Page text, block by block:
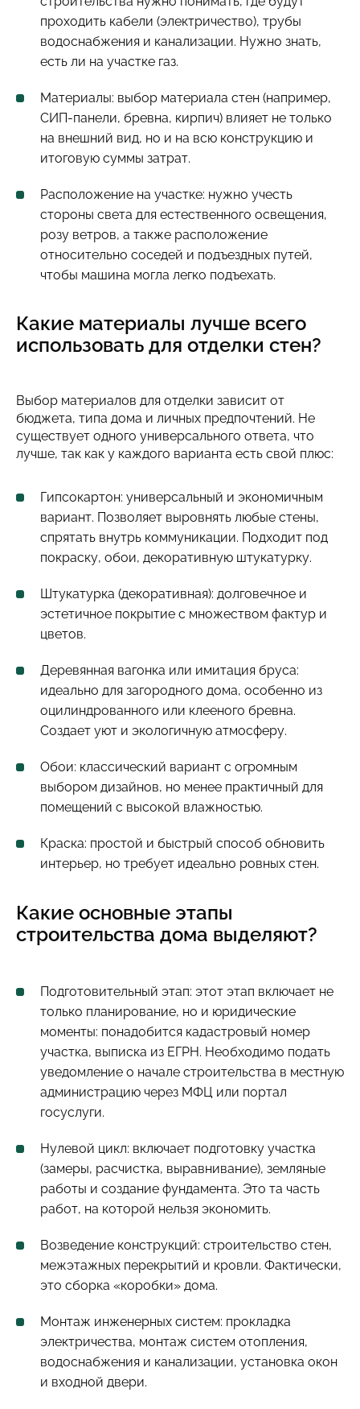
проходить кабели (электричество), трубы
водоснабжения и канализации. Нужно знать,
есть ли на участке газ.
Материалы: выбор материала стен (например,
СИП-панели, бревна, кирпич) влияет не только
на внешний вид, но и на всю конструкцию и
итоговую суммы затрат.
Расположение на участке: нужно учесть
стороны света для естественного освещения,
розу ветров, а также расположение
относительно соседей и подъездных путей,
чтобы машина могла легко подъехать.
Какие материалы лучше всего
использовать для отделки стен?
Выбор материалов для отделки зависит от
бюджета, типа дома и личных предпочтений. Не
существует одного универсального ответа, что
лучше, так как у каждого варианта есть свой плюс:
Гипсокартон: универсальный и экономичным
вариант. Позволяет выровнять любые стены,
спрятать внутрь коммуникации. Подходит под
покраску, обои, декоративную штукатурку.
Штукатурка (декоративная): долговечное и
эстетичное покрытие с множеством фактур и
цветов.
Деревянная вагонка или имитация бруса:
идеально для загородного дома, особенно из
оцилиндрованного или клееного бревна.
Создает уют и экологичную атмосферу.
Обои: классический вариант с огромным
выбором дизайнов, но менее практичный для
помещений с высокой влажностью.
Краска: простой и быстрый способ обновить
интерьер, но требует идеально ровных стен.
Какие основные этапы
строительства дома выделяют?
Подготовительный этап: этот этап включает не
только планирование, но и юридические
моменты: понадобится кадастровый номер
участка, выписка из ЕГРН. Необходимо подать
уведомление о начале строительства в местную
администрацию через МФЦ или портал
госуслуги.
Нулевой цикл: включает подготовку участка
(замеры, расчистка, выравнивание), земляные
работы и создание фундамента. Это та часть
работ, на которой нельзя экономить.
Возведение конструкций: строительство стен,
межэтажных перекрытий и кровли. Фактически,
это сборка «коробки» дома.
Монтаж инженерных систем: прокладка
электричества, монтаж систем отопления,
водоснабжения и канализации, установка окон
и входной двери.